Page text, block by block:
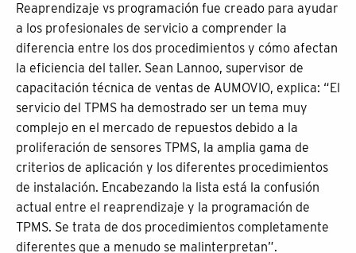
Reaprendizaje vs programación fue creado para ayudar
a los profesionales de servicio a comprender la
diferencia entre los dos procedimientos y cómo afectan
la eficiencia del taller. Sean Lannoo, supervisor de
capacitación técnica de ventas de AUMOVIO, explica: “El
servicio del TPMS ha demostrado ser un tema muy
complejo en el mercado de repuestos debido a la
proliferación de sensores TPMS, la amplia gama de
criterios de aplicación y los diferentes procedimientos
de instalación. Encabezando la lista está la confusión
actual entre el reaprendizaje y la programación de
TPMS. Se trata de dos procedimientos completamente
diferentes que a menudo se malinterpretan”.